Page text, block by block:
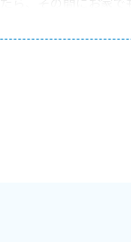
うちの方のご協力